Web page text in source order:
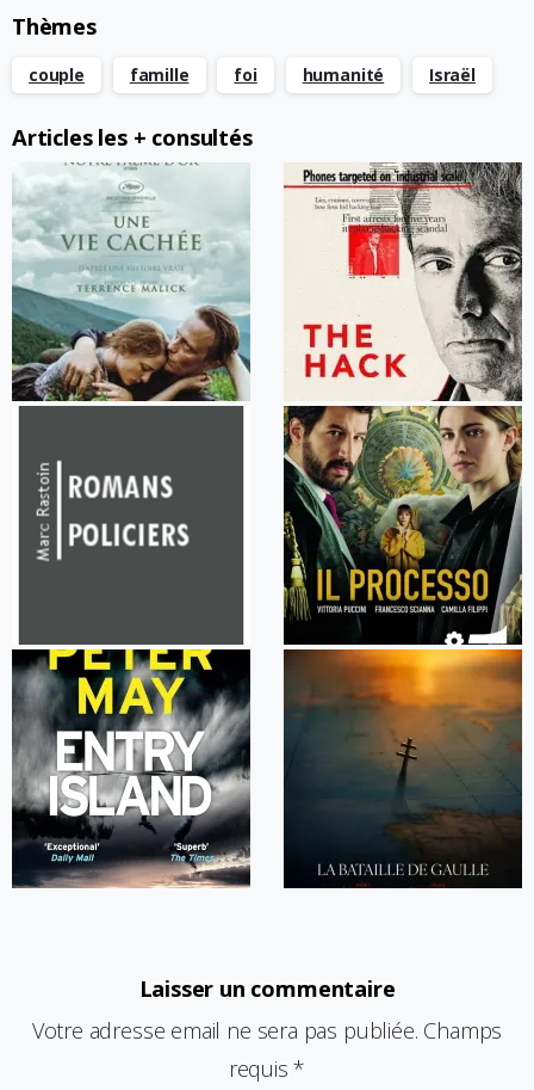
Thèmes
couple famille foi humanité Israël
Articles les + consultés
Laisser un commentaire
Votre adresse email ne sera pas publiée. Champs
requis *